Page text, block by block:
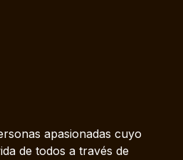
apasionadas cuyo
de todos a través de